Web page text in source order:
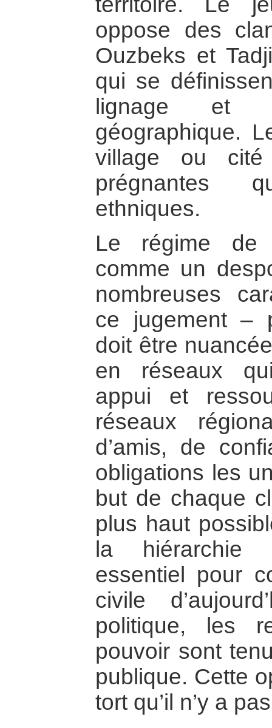
oppose des
Ouzbeks et
qui se
lignage et
géographique.
village ou
prégnantes
ethniques.
Le régime de
comme un
nombreuses
ce jugement –
doit être
en réseaux
appui et
réseaux
d’amis, de
obligations les
but de chaque
plus haut
la hiérarchie
essentiel pour
civile
politique, les
pouvoir sont
publique. Cette
tort qu’il n’y a